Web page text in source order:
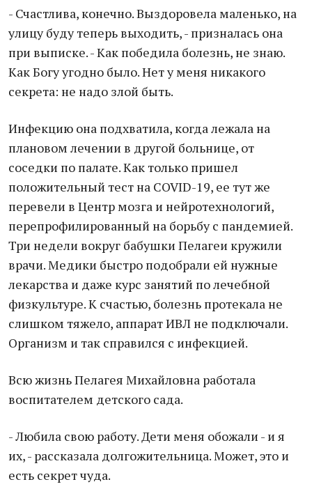
- Счастлива, конечно. Выздоровела маленько, на
улицу буду теперь выходить, - призналась она
при выписке. - Как победила болезнь, не знаю.
Как Богу угодно было. Нет у меня никакого
секрета: не надо злой быть.
Инфекцию она подхватила, когда лежала на
плановом лечении в другой больнице, от
соседки по палате. Как только пришел
положительный тест на COVID-19, ее тут же
перевели в Центр мозга и нейротехнологий,
перепрофилированный на борьбу с пандемией.
Три недели вокруг бабушки Пелагеи кружили
врачи. Медики быстро подобрали ей нужные
лекарства и даже курс занятий по лечебной
физкультуре. К счастью, болезнь протекала не
слишком тяжело, аппарат ИВЛ не подключали.
Организм и так справился с инфекцией.
Всю жизнь Пелагея Михайловна работала
воспитателем детского сада.
- Любила свою работу. Дети меня обожали - и я
их, - рассказала долгожительница. Может, это и
есть секрет чуда.